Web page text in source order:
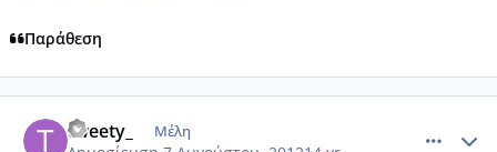
Παράθεση
tweety_ Μέλη